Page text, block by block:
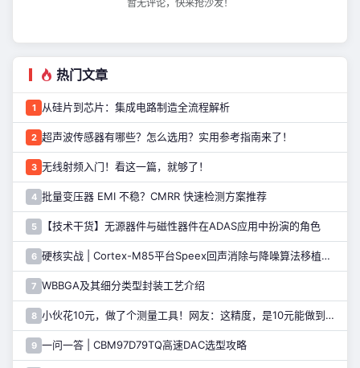
暂无评论，快来抢沙发！
热门文章
1 从硅片到芯片：集成电路制造全流程解析
2 超声波传感器有哪些？怎么选用？实用参考指南来了！
3 无线射频入门！看这一篇，就够了！
4 批量变压器 EMI 不稳？CMRR 快速检测方案推荐
5 【技术干货】无源器件与磁性器件在ADAS应用中扮演的角色
6 硬核实战 | Cortex-M85平台Speex回声消除与降噪算法移植指南
7 WBBGA及其细分类型封装工艺介绍
8 小伙花10元，做了个测量工具！网友：这精度，是10元能做到的吗……
9 一问一答 | CBM97D79TQ高速DAC选型攻略